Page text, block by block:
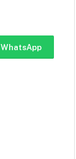
WhatsApp